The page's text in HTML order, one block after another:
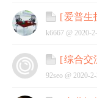
[爱普生
k6667 @ 2020-
[综合交
92seo @ 2020-